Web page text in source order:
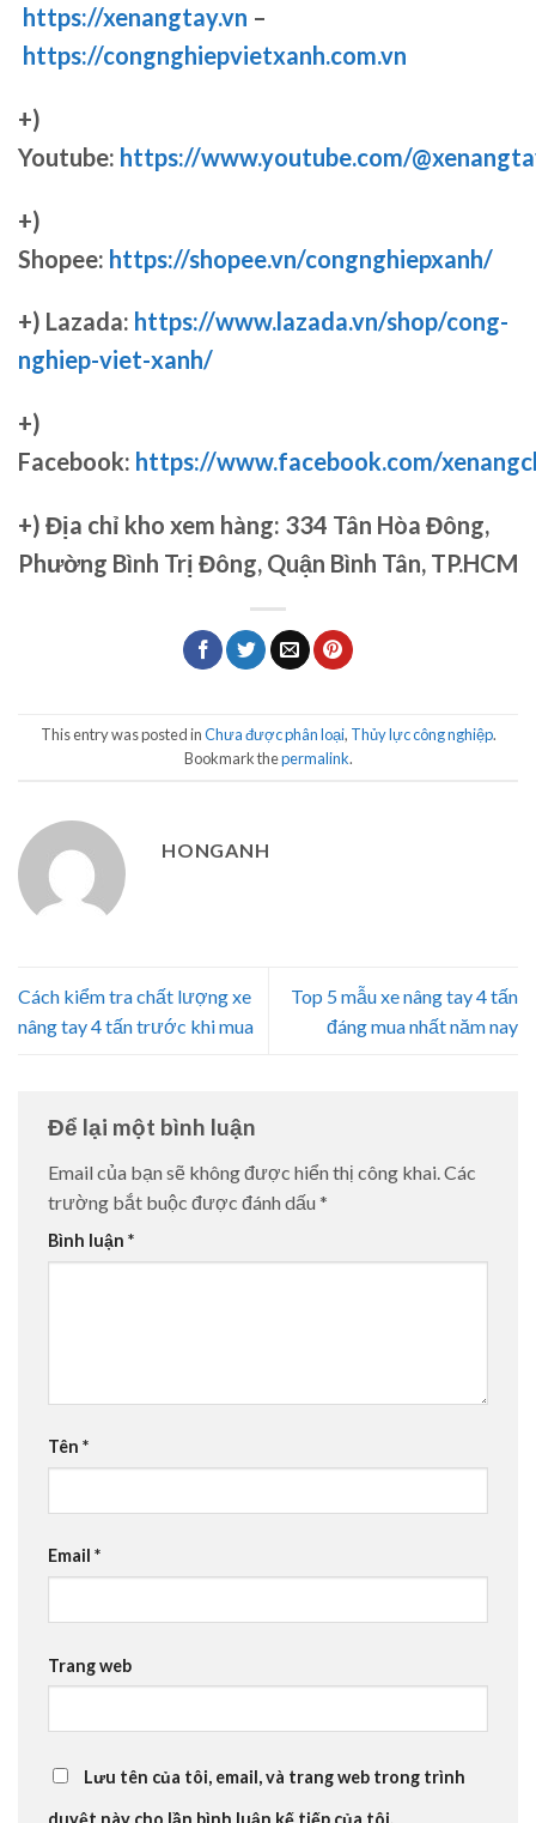
https://xenangtay.vn –
https://congnghiepvietxanh.com.vn
+)
Youtube: https://www.youtube.com/
+)
Shopee: https://shopee.vn/congnghiepxanh/
+) Lazada: https://www.lazada.vn/shop/cong-
nghiep-viet-xanh/
+)
Facebook: https://www.facebook.com/
+) Địa chỉ kho xem hàng: 334 Tân Hòa Đông,
Phường Bình Trị Đông, Quận Bình Tân, TP.HCM
This entry was posted inChưa được phân loại, Thủy lực công nghiệp.
Bookmark thepermalink.
HONGANH
Cách kiểm tra chất lượng xe
nâng tay 4 tấn trước khi mua
Top 5 mẫu xe nâng tay 4 tấn
đáng mua nhất năm nay
Để lại một bình luận
Email của bạn sẽ không được hiển thị công khai.Các
trường bắt buộc được đánh dấu *
Bình luận *
Tên *
Email *
Trang web
Lưu tên của tôi, email, và trang web trong trình
duyệt này cho lần bình luận kế tiếp của tôi.